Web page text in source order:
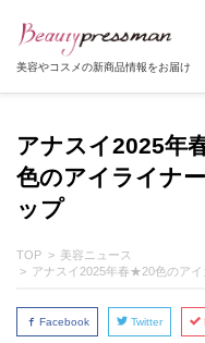
美容やコスメの新商品情報をお届け
アナスイ2025年
色のアイライナ
ップ
TOP
美容ニュース
アナスイ2025年春★20色のアイカ
Facebook Twitter